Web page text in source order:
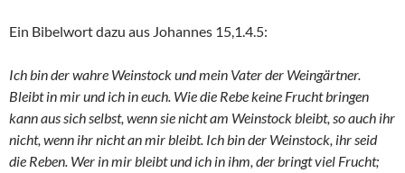
Ein Bibelwort dazu aus Johannes 15,1.4.5:
Ich bin der wahre Weinstock und mein Vater der Weingärtner.
Bleibt in mir und ich in euch. Wie die Rebe keine Frucht bringen
kann aus sich selbst, wenn sie nicht am Weinstock bleibt, so auch ihr
nicht, wenn ihr nicht an mir bleibt. Ich bin der Weinstock, ihr seid
die Reben. Wer in mir bleibt und ich in ihm, der bringt viel Frucht;